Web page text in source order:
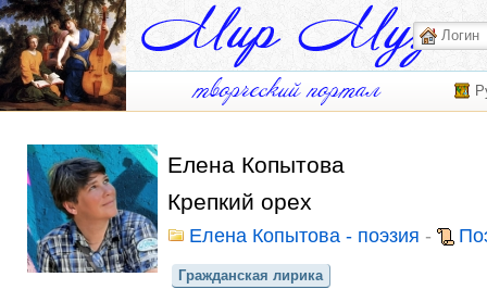
Елена Копытова
Крепкий орех
Елена Копытова - поэзия -
Гражданская лирика